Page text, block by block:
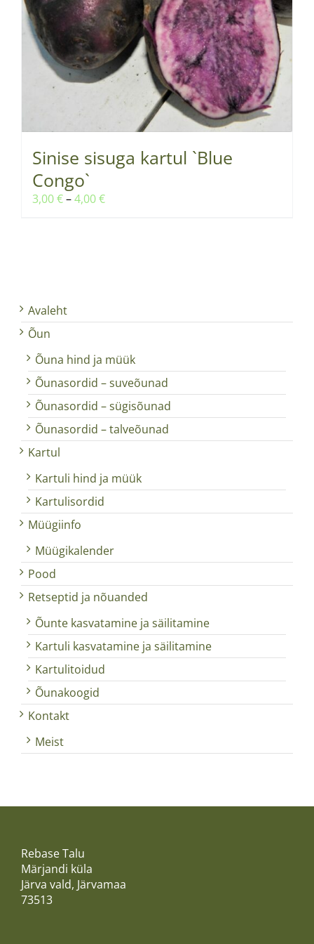
Sinise sisuga kartul `Blue
Congo`
3,00€–4,00€Hinnavahemik:
Avaleht
Õun
Õuna hind ja müük
Õunasordid – suveõunad
Õunasordid – sügisõunad
Õunasordid – talveõunad
Kartul
Kartuli hind ja müük
Kartulisordid
Müügiinfo
Müügikalender
Pood
Retseptid ja nõuanded
Õunte kasvatamine ja säilitamine
Kartuli kasvatamine ja säilitamine
Kartulitoidud
Õunakoogid
Kontakt
Meist
Rebase Talu
Märjandi küla
Järva vald, Järvamaa
73513